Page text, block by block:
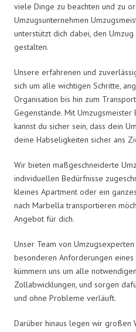
viele Dinge zu beachten und zu
Umzugsunternehmen
unterstützt dich dabei, den
gestalten.
Unsere erfahrenen und
sich um alle wichtigen Schritte,
Organisation bis hin zum
Gegenstände. Mit Umzugsmeister
kannst du sicher sein, dass dein
deine Habseligkeiten sicher ans
Wir bieten maßgeschneiderte
individuellen Bedürfnisse
kleines Apartment oder ein
nach Marbella transportieren
Angebot für dich.
Unser Team von
besonderen Anforderungen eines
kümmern uns um alle
Zollabwicklungen, und sorgen
und ohne Probleme verläuft.
Darüber hinaus legen wir großen